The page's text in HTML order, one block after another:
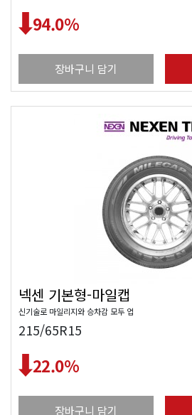
94.0%
장바구니 담기
넥센 기본형-마일캡
신기술로 마일리지와 승차감 모두 업
215/65R15
22.0%
장바구니 담기